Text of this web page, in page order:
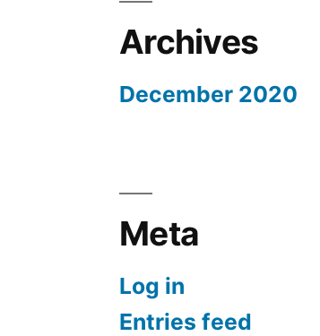
Archives
December 2020
Meta
Log in
Entries feed